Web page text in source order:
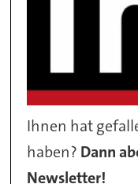
Ihnen hat
haben? Dann
Newsletter!